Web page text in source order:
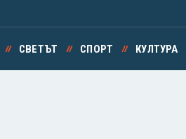
СВЕТЪТ СПОРТ КУЛТУРА